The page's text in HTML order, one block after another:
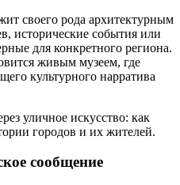
своего рода архитектурным
исторические события или
для конкретного региона.
живым музеем, где
культурного нарратива
сообщение